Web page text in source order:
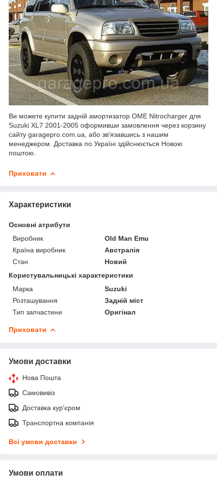
Ви можете купити задній амортизатор OME Nitrocharger для
Suzuki XL7 2001-2005 оформивши замовлення через корзину
сайту garagepro.com.ua, або зв'язавшись з нашим
менеджером. Доставка по Україні здійснюється Новою
поштою.
Приховати
Характеристики
Основні атрибути
Виробник
Old Man Emu
Країна виробник
Австралія
Стан
Новий
Користувальницькі характеристики
Марка
Suzuki
Розташування
Задній міст
Тип запчастини
Оригінал
Приховати
Умови доставки
Нова Пошта
Самовивіз
Доставка кур'єром
Транспортна компанія
Всі умови доставки
Умови оплати